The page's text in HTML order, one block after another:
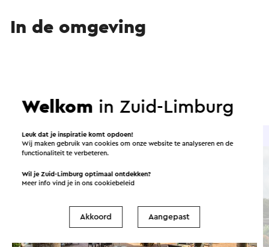
In de omgeving
Brasserie / Restaurant
Welkom in Zuid-Limburg
Leuk dat je inspiratie komt opdoen!
Wij maken gebruik van cookies om onze website te analyseren en de
functionaliteit te verbeteren.
Wil je Zuid-Limburg optimaal ontdekken?
Meer info vind je in onscookiebeleid
Akkoord Aangepast